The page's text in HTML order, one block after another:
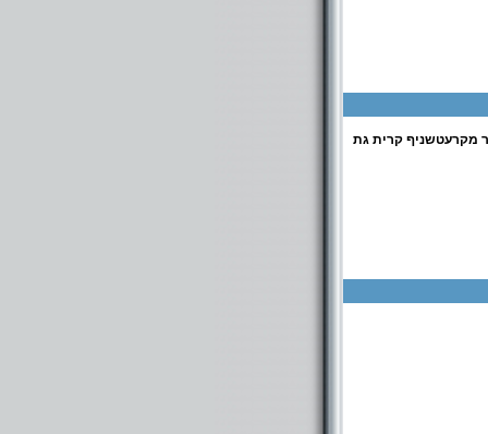
מקרעטשניף קרית גת